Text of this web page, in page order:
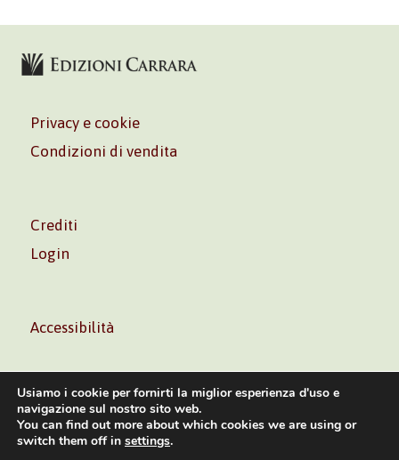
Privacy e cookie
Condizioni di vendita
Crediti
Login
Accessibilità
Volontè & Co. Srl – P.I. 06181480960 –info@volonte-
Usiamo i cookie per fornirti la miglior esperienza d'uso e
navigazione sul nostro sito web.
You can find out more about which cookies we are using or
switch them off in settings.